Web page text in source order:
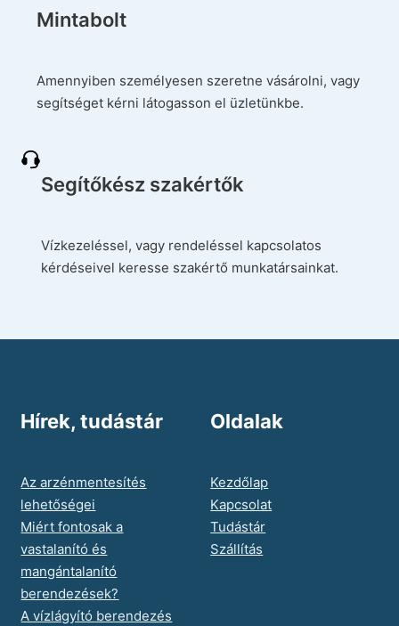
Mintabolt
Amennyiben személyesen szeretne vásárolni, vagy
segítséget kérni látogasson el üzletünkbe.
Segítőkész szakértők
Vízkezeléssel, vagy rendeléssel kapcsolatos
kérdéseivel keresse szakértő munkatársainkat.
Hírek, tudástár
Az arzénmentesítés
lehetőségei
Miért fontosak a
vastalanító és
mangántalanító
berendezések?
A vízlágyító berendezés
Oldalak
Kezdőlap
Kapcsolat
Tudástár
Szállítás